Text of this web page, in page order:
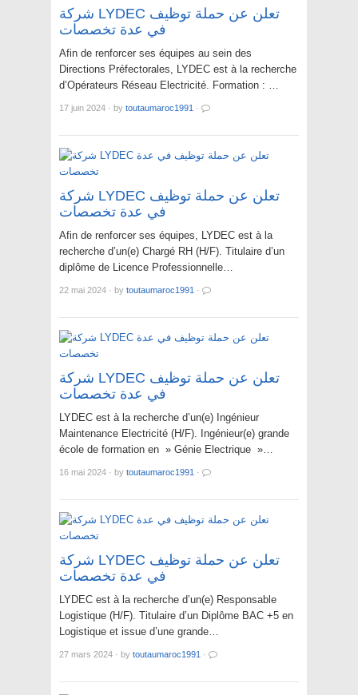
شركة LYDEC تعلن عن حملة توظيف
في عدة تخصصات
Afin de renforcer ses équipes au sein des
Directions Préfectorales, LYDEC est à la recherche
d’Opérateurs Réseau Electricité. Formation : …
17 juin 2024 · by toutaumaroc1991 ·
شركة LYDEC تعلن عن حملة توظيف
في عدة تخصصات
Afin de renforcer ses équipes, LYDEC est à la
recherche d’un(e) Chargé RH (H/F). Titulaire d’un
diplôme de Licence Professionnelle…
22 mai 2024 · by toutaumaroc1991 ·
شركة LYDEC تعلن عن حملة توظيف
في عدة تخصصات
LYDEC est à la recherche d’un(e) Ingénieur
Maintenance Electricité (H/F). Ingénieur(e) grande
école de formation en » Génie Electrique »…
16 mai 2024 · by toutaumaroc1991 ·
شركة LYDEC تعلن عن حملة توظيف
في عدة تخصصات
LYDEC est à la recherche d’un(e) Responsable
Logistique (H/F). Titulaire d’un Diplôme BAC +5 en
Logistique et issue d’une grande…
27 mars 2024 · by toutaumaroc1991 ·